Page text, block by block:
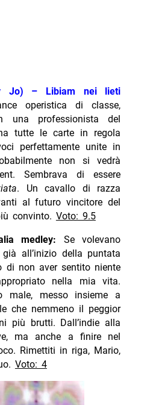
Jo) – Libiam nei lieti
operistica di classe,
una professionista del
tutte le carte in regola
perfettamente unite in
non si vedrà
Sembrava di essere
. Un cavallo di razza
al futuro vincitore del
convinto. Voto: 9.5
medley: Se volevano
all’inizio della puntata
di non aver sentito niente
nella mia vita.
male, messo insieme a
che nemmeno il peggior
più brutti. Dall’indie alla
ma anche a finire nel
Rimettiti in riga, Mario,
Voto: 4